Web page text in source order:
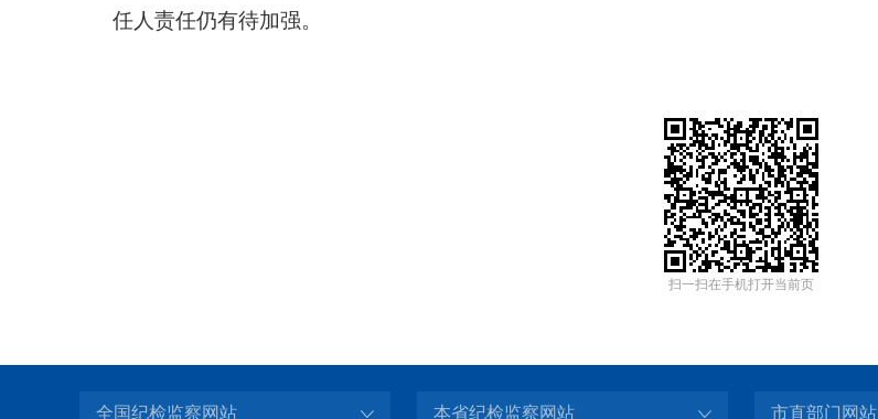
任人责任仍有待加强。
扫一扫在手机打开当前页
全国纪检监察网站 本省纪检监察网站 市直部门网站